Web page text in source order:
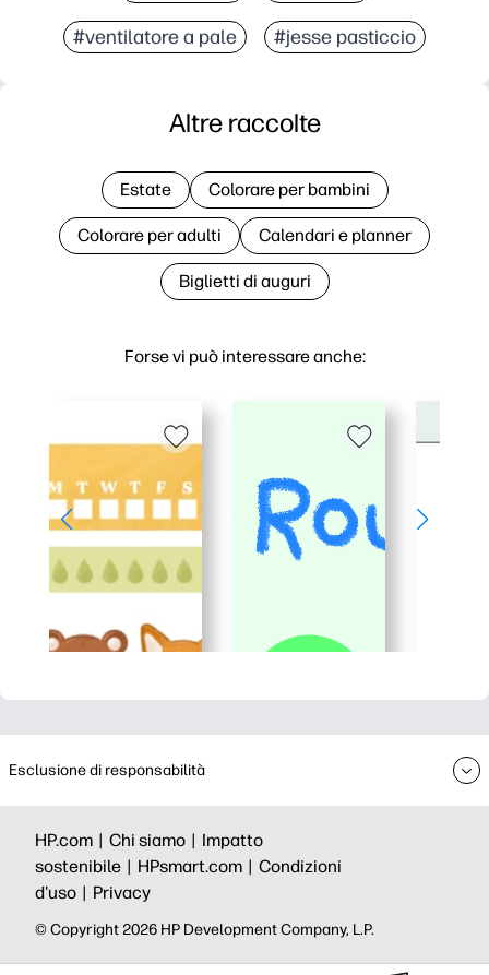
#ventilatore a pale #jesse pasticcio
Forse vi può interessare anche:
Altre raccolte
Estate Colorare per bambini
Colorare per adulti Calendari e planner
Biglietti di auguri
Esclusione di responsabilità
HP.com | Chi siamo | Impatto
sostenibile | HPsmart.com | Condizioni
d'uso | Privacy
© Copyright 2026 HP Development Company, L.P.